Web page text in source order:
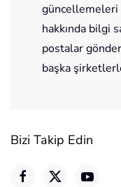
güncellemeleri
hakkında bilgi
postalar
başka
Bizi Takip Edin